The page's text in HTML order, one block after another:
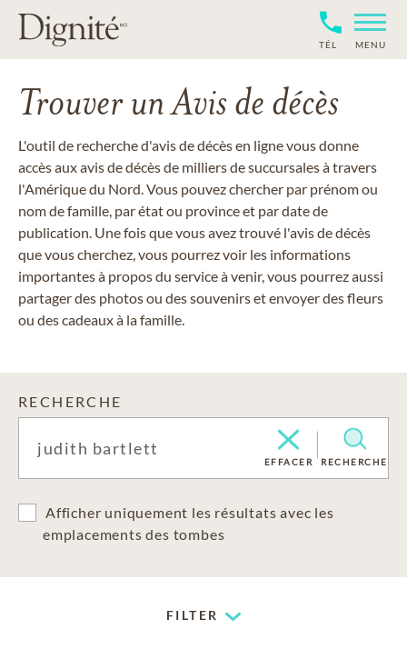
TÉL MENU
Trouver un Avis de décès
L'outil de recherche d'avis de décès en ligne vous donne
accès aux avis de décès de milliers de succursales à travers
l'Amérique du Nord. Vous pouvez chercher par prénom ou
nom de famille, par état ou province et par date de
publication. Une fois que vous avez trouvé l'avis de décès
que vous cherchez, vous pourrez voir les informations
importantes à propos du service à venir, vous pourrez aussi
partager des photos ou des souvenirs et envoyer des fleurs
ou des cadeaux à la famille.
RECHERCHE
EFFACER RECHERCHE
Afficher uniquement les résultats avec les
emplacements des tombes
FILTER